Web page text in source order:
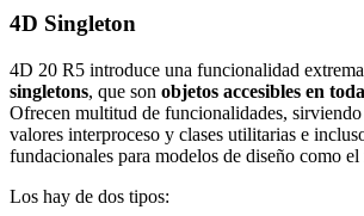
4D Singleton
4D 20 R5 introduce una funcionalidad
singletons, que son objetos accesibles en
Ofrecen multitud de funcionalidades, sirviendo
valores interproceso y clases utilitarias e
fundacionales para modelos de diseño como
Los hay de dos tipos: